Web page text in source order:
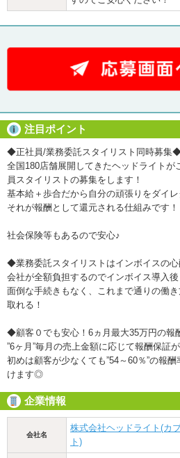
注目ポイント
◆正社員/業務委託スタイリスト同時募集
全国180店舗展開してきたヘッドライトが
員スタイリストの募集をします！
基本給＋歩合だから自分の頑張りをダイ
それが報酬として還元される仕組みです！
社会保険等もあるので安心♪
◆業務委託スタイリストはインボイスの心
会社が全額負担するのでインボイス導入
面倒な手続きもなく、これまで通りの働
取れる！
◆顧客０でも安心！6ヵ月最大35万円の報
”6ヶ月”毎月の売上金額に応じて報酬保証が
初めは顧客が少なくても”54～60％”の報
けます◎
企業情報
会社名
株式会社ヘッドライト(カ
ト)